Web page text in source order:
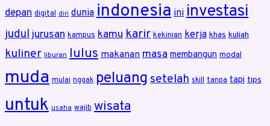
depan digital diri dunia indonesia ini investasi
juduljurusan kampus kamukarir kekinian kerja khas kuliah
kuliner liburan lulus makanan masa membangun modal
muda mulai nggak peluang setelah skill tanpa tapi tips
untuk usaha wajib wisata